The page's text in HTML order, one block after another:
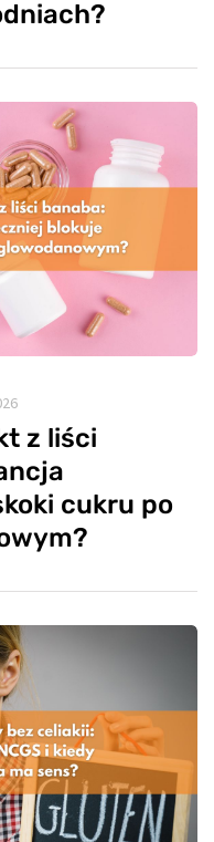
z liści
cukru po